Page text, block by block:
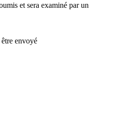
et sera examiné par un
envoyé